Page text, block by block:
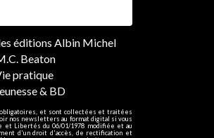
éditions Albin Michel
Beaton
pratique
& BD
et sont collectées et traitées
nos newsletters au format digital si vous
et Libertés du 06/01/1978 modifiée et au
d'un droit d'accès, de rectification et